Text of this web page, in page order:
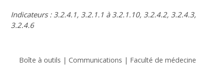
Boîte à outils | Communications | Faculté de médecine
Indicateurs : 3.2.4.1, 3.2.1.1 à 3.2.1.10, 3.2.4.2, 3.2.4.3,
3.2.4.6